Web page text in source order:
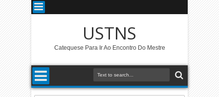
USTNS
Catequese Para Ir Ao Encontro Do Mestre